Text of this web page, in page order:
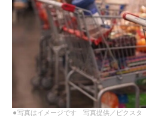
⚫︎写真はイメージです 写真提供／ピクスタ